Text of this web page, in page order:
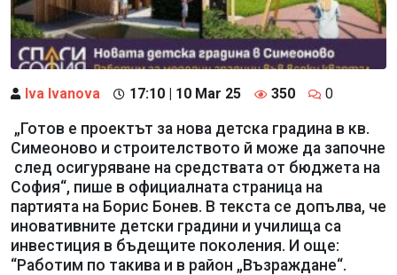
Iva Ivanova 17:10 | 10 Mar 25 350 0
„Готов е проектът за нова детска градина в кв.
Симеоново и строителството й може да започне
след осигуряване на средствата от бюджета на
София“, пише в официалната страница на
партията на Борис Бонев. В текста се допълва, че
иновативните детски градини и училища са
инвестиция в бъдещите поколения. И още:
“Работим по такива и в район „Възраждане“.